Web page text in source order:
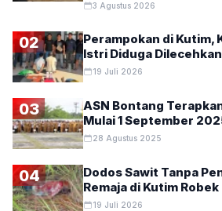
3 Agustus 2026
02
Perampokan di Kutim,
Istri Diduga Dilecehkan
19 Juli 2026
03
ASN Bontang
Mulai 1 September
28 Agustus 2025
04
Dodos Sawit Tanpa
Remaja di Kutim
19 Juli 2026